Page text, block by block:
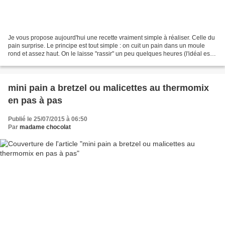
Je vous propose aujourd'hui une recette vraiment simple à réaliser. Celle du
pain surprise. Le principe est tout simple : on cuit un pain dans un moule
rond et assez haut. On le laisse "rassir" un peu quelques heures (l'idéal est
mini pain a bretzel ou malicettes au thermomix
en pas à pas
Publié le 25/07/2015 à 06:50
Par madame chocolat